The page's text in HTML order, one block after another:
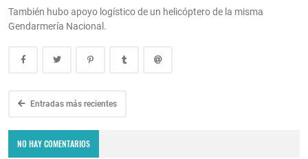
También hubo apoyo logístico de un helicóptero de la misma
Gendarmería Nacional.
Entradas más recientes
NO HAY COMENTARIOS